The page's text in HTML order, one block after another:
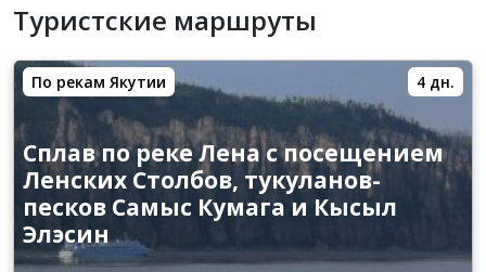
Туристские маршруты
По рекам Якутии 4 дн.
Сплав по реке Лена с посещением
Ленских Столбов, тукуланов-
песков Самыс Кумага и Кысыл
Элэсин